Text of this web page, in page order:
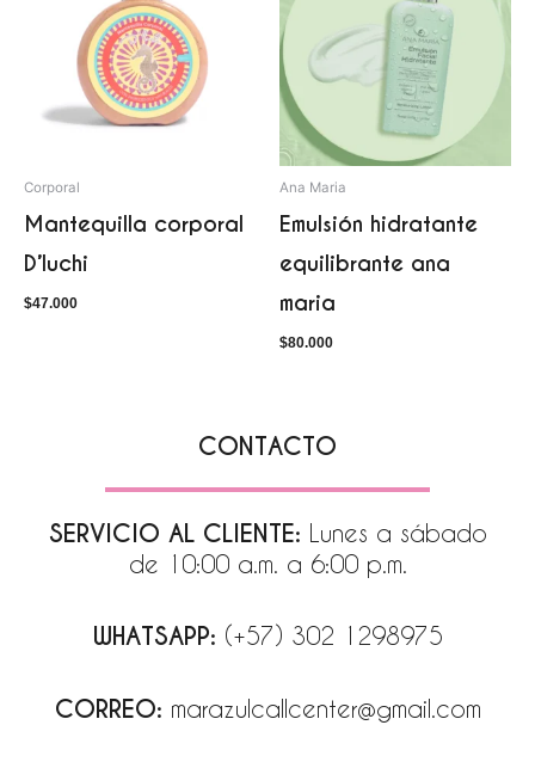
Corporal
Mantequilla corporal
D’luchi
$47.000
Ana Maria
Emulsión hidratante
equilibrante ana
maria
$80.000
CONTACTO
SERVICIO AL CLIENTE: Lunes a sábado
de 10:00 a.m. a 6:00 p.m.
WHATSAPP: (+57) 302 1298975
CORREO: marazulcallcenter@gmail.com